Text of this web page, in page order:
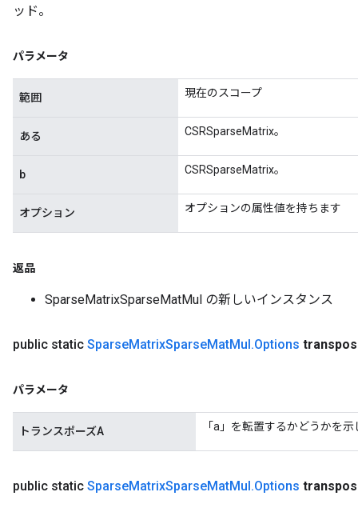
ッド。
パラメータ
範囲 現在のスコープ
ある CSRSparseMatrix。
b CSRSparseMatrix。
オプション オプションの属性値を持ちます
返品
SparseMatrixSparseMatMul の新しいインスタンス
public static SparseMatrixSparseMatMul.Options
パラメータ
トランスポーズA 「a」を転置するかどうかを示
public static SparseMatrixSparseMatMul.Options